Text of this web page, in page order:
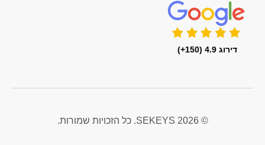
דירוג 4.9 (150+)
© 2026 SEKEYS. כל הזכויות שמורות.